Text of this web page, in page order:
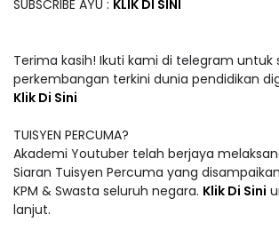
SUBSCRIBE AYU : KLIK DI SINI
Terima kasih! Ikuti kami di telegram untuk
perkembangan terkini dunia pendidikan
Klik Di Sini
TUISYEN PERCUMA?
Akademi Youtuber telah berjaya
Siaran Tuisyen Percuma yang
KPM & Swasta seluruh negara. Klik Di Sini
lanjut.